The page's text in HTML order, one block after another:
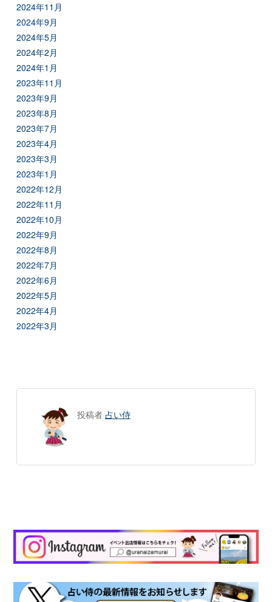
2024年11月
2024年9月
2024年5月
2024年2月
2024年1月
2023年11月
2023年9月
2023年8月
2023年7月
2023年4月
2023年3月
2023年1月
2022年12月
2022年11月
2022年10月
2022年9月
2022年8月
2022年7月
2022年6月
2022年5月
2022年4月
2022年3月
投稿者 占い侍